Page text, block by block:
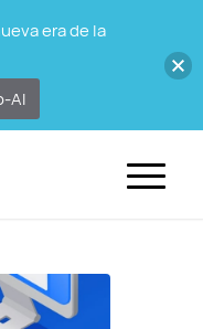
era de la
AI